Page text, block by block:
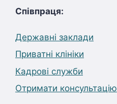
Співпраця:
Державні заклади
Приватні клініки
Кадрові служби
Отримати консультацію